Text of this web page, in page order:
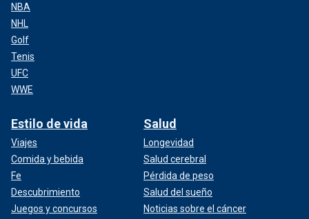
NBA
NHL
Golf
Tenis
UFC
WWE
Estilo de vida
Viajes
Comida y bebida
Fe
Descubrimiento
Juegos y concursos
Salud
Longevidad
Salud cerebral
Pérdida de peso
Salud del sueño
Noticias sobre el cáncer